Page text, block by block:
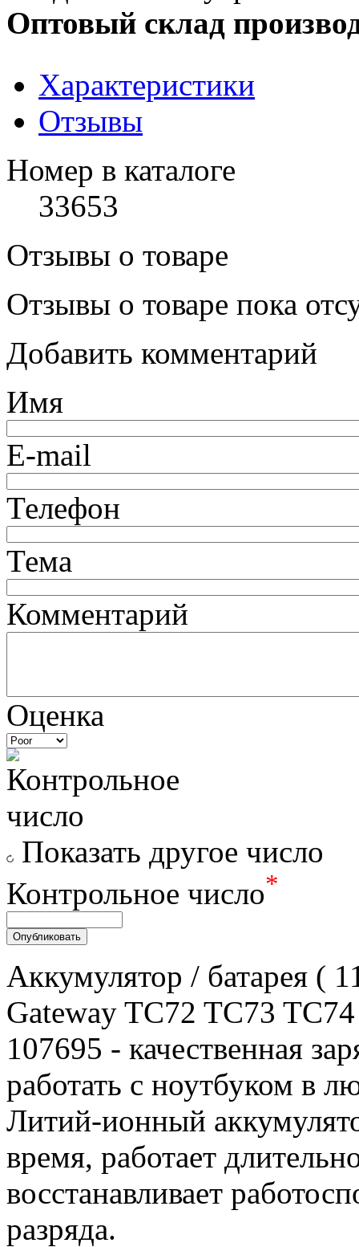
Оптовый склад
Характеристики
Отзывы
Номер в каталоге
33653
Отзывы о товаре
Отзывы о товаре пока
Добавить комментарий
Имя
E-mail
Телефон
Тема
Комментарий
Оценка
Показать другое число
Контрольное число*
Аккумулятор / батарея (
Gateway TC72 TC73
107695 - качественная
работать с ноутбуком в
Литий-ионный
время, работает
восстанавливает
разряда.